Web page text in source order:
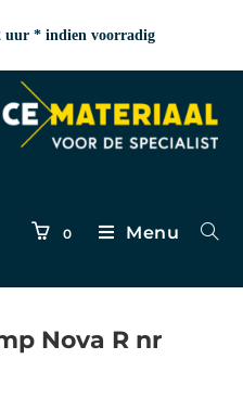
uur * indien voorradig
0 Menu
Nova R nr